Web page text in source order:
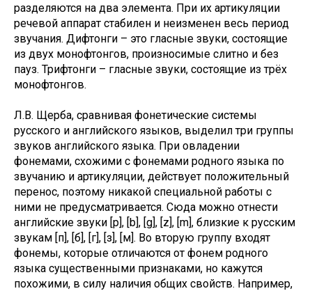
разделяются на два элемента. При их артикуляции
речевой аппарат стабилен и неизменен весь период
звучания. Дифтонги – это гласные звуки, состоящие
из двух монофтонгов, произносимые слитно и без
пауз. Трифтонги – гласные звуки, состоящие из трёх
монофтонгов.
Л.В. Щерба, сравнивая фонетические системы
русского и английского языков, выделил три группы
звуков английского языка. При овладении
фонемами, схожими с фонемами родного языка по
звучанию и артикуляции, действует положительный
перенос, поэтому никакой специальной работы с
ними не предусматривается. Сюда можно отнести
английские звуки [p], [b], [g], [z], [m], близкие к русским
звукам [п], [б], [г], [з], [м]. Во вторую группу входят
фонемы, которые отличаются от фонем родного
языка существенными признаками, но кажутся
похожими, в силу наличия общих свойств. Например,